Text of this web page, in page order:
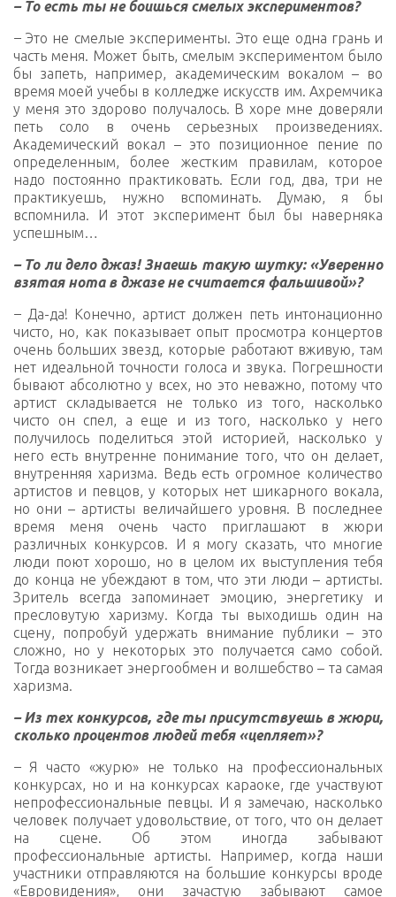
– То есть ты не боишься смелых экспериментов?
– Это не смелые эксперименты. Это еще одна грань и
часть меня. Может быть, смелым экспериментом было
бы запеть, например, академическим вокалом – во
время моей учебы в колледже искусств им. Ахремчика
у меня это здорово получалось. В хоре мне доверяли
петь соло в очень серьезных произведениях.
Академический вокал – это позиционное пение по
определенным, более жестким правилам, которое
надо постоянно практиковать. Если год, два, три не
практикуешь, нужно вспоминать. Думаю, я бы
вспомнила. И этот эксперимент был бы наверняка
успешным…
– То ли дело джаз! Знаешь такую шутку: «Уверенно
взятая нота в джазе не считается фальшивой»?
– Да-да! Конечно, артист должен петь интонационно
чисто, но, как показывает опыт просмотра концертов
очень больших звезд, которые работают вживую, там
нет идеальной точности голоса и звука. Погрешности
бывают абсолютно у всех, но это неважно, потому что
артист складывается не только из того, насколько
чисто он спел, а еще и из того, насколько у него
получилось поделиться этой историей, насколько у
него есть внутренне понимание того, что он делает,
внутренняя харизма. Ведь есть огромное количество
артистов и певцов, у которых нет шикарного вокала,
но они – артисты величайшего уровня. В последнее
время меня очень часто приглашают в жюри
различных конкурсов. И я могу сказать, что многие
люди поют хорошо, но в целом их выступления тебя
до конца не убеждают в том, что эти люди – артисты.
Зритель всегда запоминает эмоцию, энергетику и
пресловутую харизму. Когда ты выходишь один на
сцену, попробуй удержать внимание публики – это
сложно, но у некоторых это получается само собой.
Тогда возникает энергообмен и волшебство – та самая
харизма.
– Из тех конкурсов, где ты присутствуешь в жюри,
сколько процентов людей тебя «цепляет»?
– Я часто «журю» не только на профессиональных
конкурсах, но и на конкурсах караоке, где участвуют
непрофессиональные певцы. И я замечаю, насколько
человек получает удовольствие, от того, что он делает
на сцене. Об этом иногда забывают
профессиональные артисты. Например, когда наши
участники отправляются на большие конкурсы вроде
«Евровидения», они зачастую забывают самое